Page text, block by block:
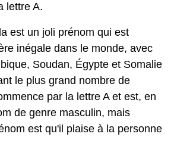
lettre A.
est un joli prénom qui est
inégale dans le monde, avec
Soudan, Égypte et Somalie
le plus grand nombre de
par la lettre A et est, en
de genre masculin, mais
est qu'il plaise à la personne